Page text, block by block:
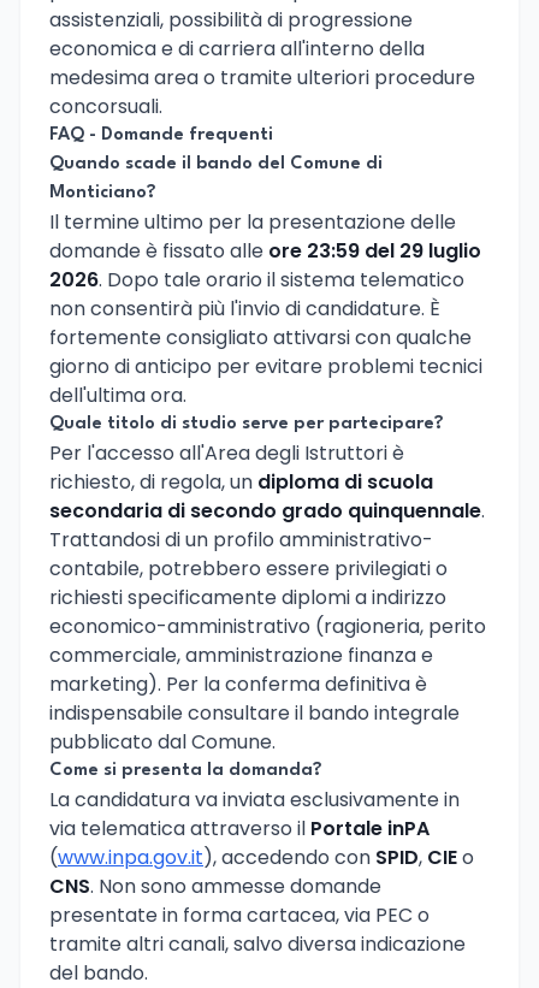
assistenziali, possibilità di progressione
economica e di carriera all'interno della
medesima area o tramite ulteriori procedure
concorsuali.
FAQ - Domande frequenti
Quando scade il bando del Comune di
Monticiano?
Il termine ultimo per la presentazione delle
domande è fissato alle ore 23:59 del 29 luglio
2026. Dopo tale orario il sistema telematico
non consentirà più l'invio di candidature. È
fortemente consigliato attivarsi con qualche
giorno di anticipo per evitare problemi tecnici
dell'ultima ora.
Quale titolo di studio serve per partecipare?
Per l'accesso all'Area degli Istruttori è
richiesto, di regola, un diploma di scuola
secondaria di secondo grado quinquennale.
Trattandosi di un profilo amministrativo-
contabile, potrebbero essere privilegiati o
richiesti specificamente diplomi a indirizzo
economico-amministrativo (ragioneria, perito
commerciale, amministrazione finanza e
marketing). Per la conferma definitiva è
indispensabile consultare il bando integrale
pubblicato dal Comune.
Come si presenta la domanda?
La candidatura va inviata esclusivamente in
via telematica attraverso il Portale inPA
(www.inpa.gov.it), accedendo con SPID, CIEo
CNS. Non sono ammesse domande
presentate in forma cartacea, via PEC o
tramite altri canali, salvo diversa indicazione
del bando.